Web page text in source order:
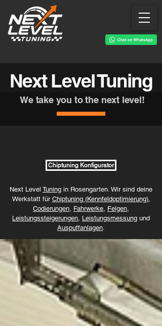
Next Level Tuning
We take you to the next level!
Chiptuning Konfigurator
Next Level Tuning in Rosengarten. Wir sind deine
Werkstatt für Chiptuning (Kennfeldoptimierung),
Codierungen, Fahrwerke, Felgen,
Leistungssteigerungen, Leistungsmessung und
Auspuffanlagen.